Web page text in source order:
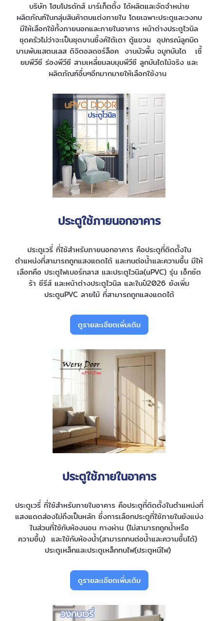
บริษัท โฮมโปรดักส์ มาร์เก็ตติ้ง ได้ผลิตและจัดจำหน่าย
ผลิตภัณฑ์ในกลุ่มสินค้าตบแต่งภายใน โดยเฉพาะประตูและวงกบ
มีให้เลือกใช้ทั้งภายนอกและภายในอาคาร หน้าต่างประตูไวนิล
ชุดครัวไม่ว่าจะเป็นชุดบานซิ้งค์ใต้เตา ตู้แขวน อุปกรณ์ลูกบิด
บานพับแสตนเลส ดิจิตอลดอร์ล็อค งานบัวพื้น จมูกบันได เซี้
ยมพีวีซี ร่องพีวีซี สามเหลี่ยมลบมุมพีวีซี ลูกบันไดไม้จริง และ
ผลิตภัณฑ์อื่นๆอีกมากมายให้เลือกใช้งาน
ประตูใช้ภายนอกอาคาร
ประตูเวรี่ ที่ใช้สำหรับภายนอกอาคาร คือประตูที่ติดตั้งใน
ตำแหน่งที่สามารถถูกแสงแดดได้ และทนต่อน้ำและความชื้น มีให้
เลือกคือ ประตูไฟเบอร์กลาส และประตูไวนิล(uPVC) รุ่น เอ็กซ์ต
ร้า ซีรีส์ และหน้าต่างประตูไวนิล และในปี2026 ยังเพิ่ม
ประตูuPVC ลายไม้ ที่สามารถถูกแสงแดดได้
ดูรายละเอียดเพิ่มเติม
ประตูใช้ภายในอาคาร
ประตูเวรี่ ที่ใช้สำหรับภายในอาคาร คือประตูที่ติดตั้งในตำแหน่งที่
แสงแดดส่องไม่ถึงเป็นหลัก ซึ่งการเลือกประตูที่ใช้ภายในยังแบ่ง
ในส่วนที่ใช้กับห้องนอน ทางผ่าน (ไม่สามารถถูกน้ำหรือ
ความชื้น) และใช้กับห้องน้ำ(สามารถทนต่อน้ำและความชื้นได้)
ประตูเหล็กและประตูเหล็กทนไฟ(ประตูหนีไฟ)
ดูรายละเอียดเพิ่มเติม